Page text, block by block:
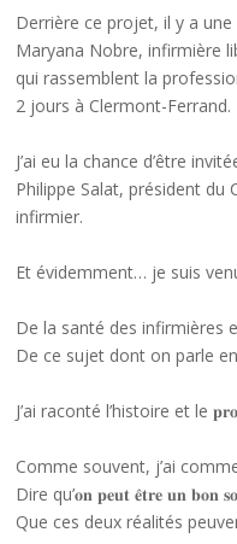
Derrière ce projet, il y a
Maryana Nobre, infirmière
qui rassemblent la
2 jours à Clermont-Ferrand.
J’ai eu la chance d’être
Philippe Salat, président du
infirmier.
Et évidemment… je suis
De la santé des infirmières
De ce sujet dont on parle
J’ai raconté l’histoire et le
Comme souvent, j’ai
Dire qu’𝐨𝐧 𝐩𝐞𝐮𝐭 𝐞̂𝐭𝐫𝐞 𝐮𝐧 𝐛𝐨𝐧
Que ces deux réalités